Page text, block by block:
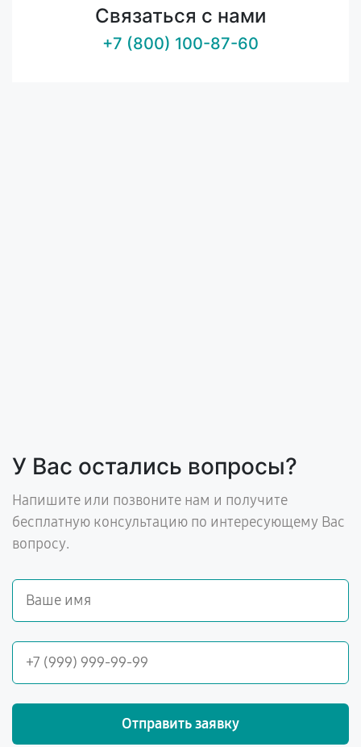
Связаться с нами
+7 (800) 100-87-60
У Вас остались вопросы?
Напишите или позвоните нам и получите
бесплатную консультацию по интересующему Вас
вопросу.
Отправить заявку